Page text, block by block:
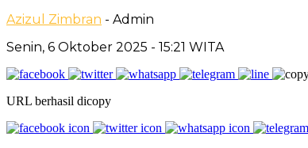
Azizul Zimbran - Admin
Senin, 6 Oktober 2025 - 15:21 WITA
URL berhasil dicopy